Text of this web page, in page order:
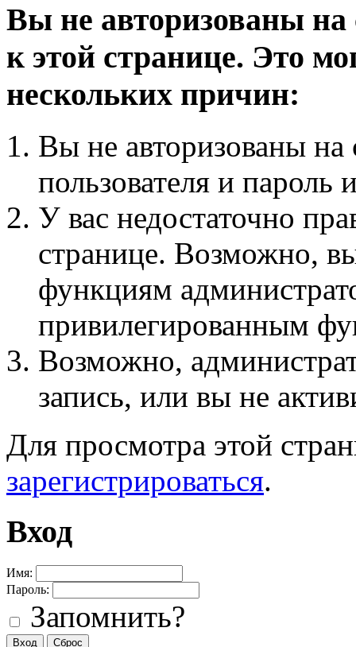
Вы не авторизованы на
к этой странице. Это
нескольких причин:
Вы не авторизованы на
пользователя и пароль
У вас недостаточно
странице. Возможно,
функциям
привилегированным
Возможно,
запись, или вы не
Для просмотра этой
зарегистрироваться.
Вход
Имя:
Пароль:
Запомнить?